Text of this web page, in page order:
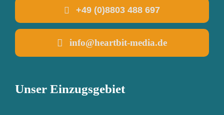
+49 (0)8803 488 697
info@heartbit-media.de
Unser Einzugsgebiet